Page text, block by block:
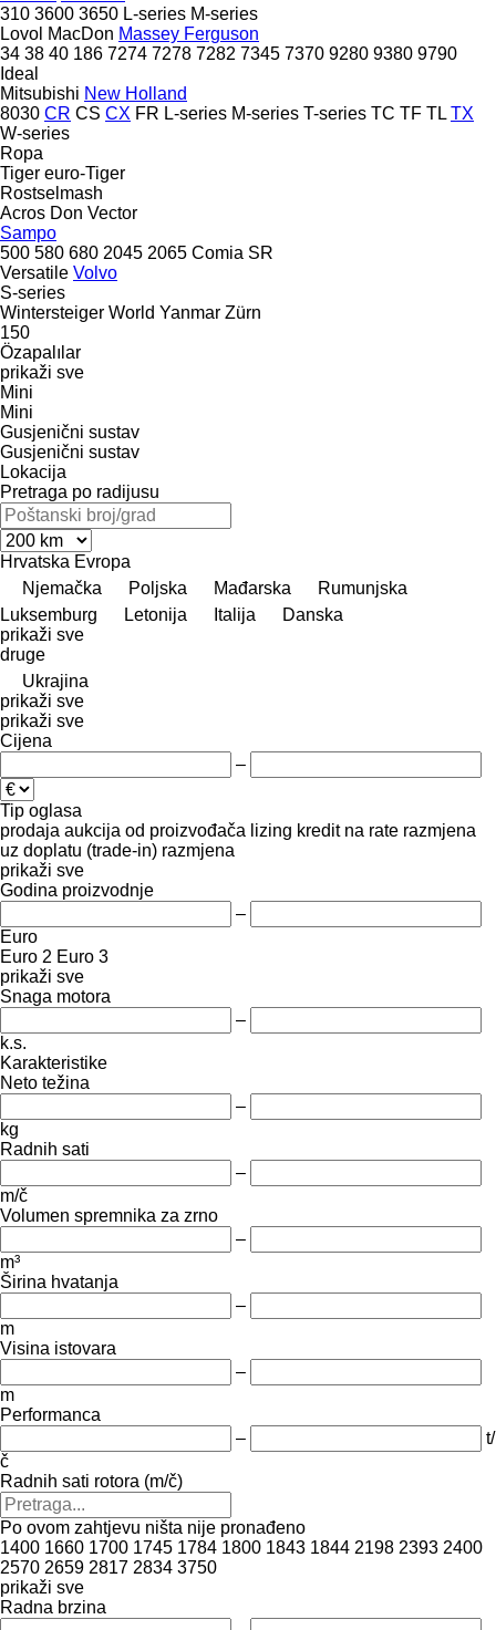
310 3600 3650 L-series M-series
Lovol MacDon Massey Ferguson
34 38 40 186 7274 7278 7282 7345 7370 9280 9380 9790
Ideal
Mitsubishi New Holland
8030 CR CS CX FR L-series M-series T-series TC TF TL TX
W-series
Ropa
Tiger euro-Tiger
Rostselmash
Acros Don Vector
Sampo
500 580 680 2045 2065 Comia SR
Versatile Volvo
S-series
Wintersteiger World Yanmar Zürn
150
Özapalılar
prikaži sve
Mini
Mini
Gusjenični sustav
Gusjenični sustav
Lokacija
Pretraga po radijusu
Hrvatska Evropa
Njemačka
Poljska Mađarska
Rumunjska
Luksemburg
Letonija Italija
Danska
prikaži sve
druge
Ukrajina
prikaži sve
prikaži sve
Cijena
–
Tip oglasa
prodaja aukcija od proizvođača lizing kredit na rate razmjena
uz doplatu (trade-in) razmjena
prikaži sve
Godina proizvodnje
–
Euro
Euro 2 Euro 3
prikaži sve
Snaga motora
–
k.s.
Karakteristike
Neto težina
–
kg
Radnih sati
–
m/č
Volumen spremnika za zrno
–
m³
Širina hvatanja
–
m
Visina istovara
–
m
Performanca
–
t/
č
Radnih sati rotora (m/č)
Po ovom zahtjevu ništa nije pronađeno
1400 1660 1700 1745 1784 1800 1843 1844 2198 2393 2400
2570 2659 2817 2834 3750
prikaži sve
Radna brzina